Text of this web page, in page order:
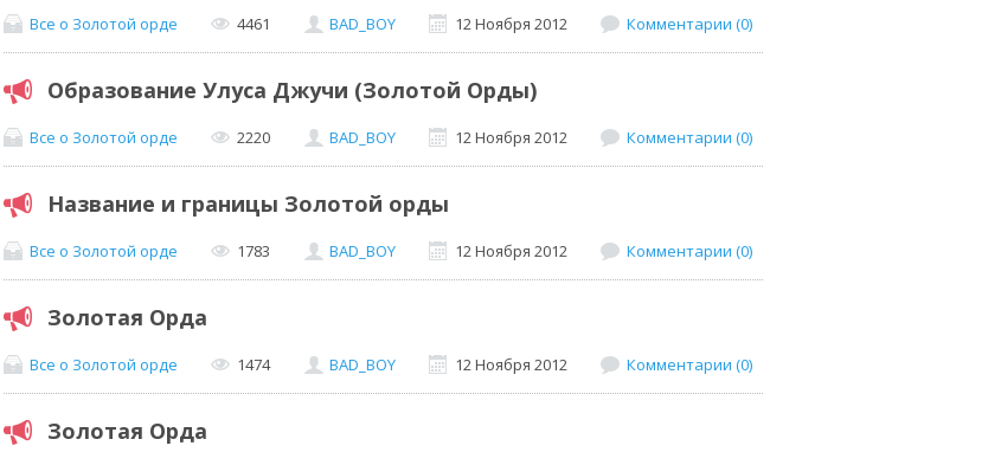
Все о Золотой орде 4461 BAD_BOY 12 Ноября 2012 Комментарии (0)
Образование Улуса Джучи (Золотой Орды)
Все о Золотой орде 2220 BAD_BOY 12 Ноября 2012 Комментарии (0)
Название и границы Золотой орды
Все о Золотой орде 1783 BAD_BOY 12 Ноября 2012 Комментарии (0)
Золотая Орда
Все о Золотой орде 1474 BAD_BOY 12 Ноября 2012 Комментарии (0)
Золотая Орда